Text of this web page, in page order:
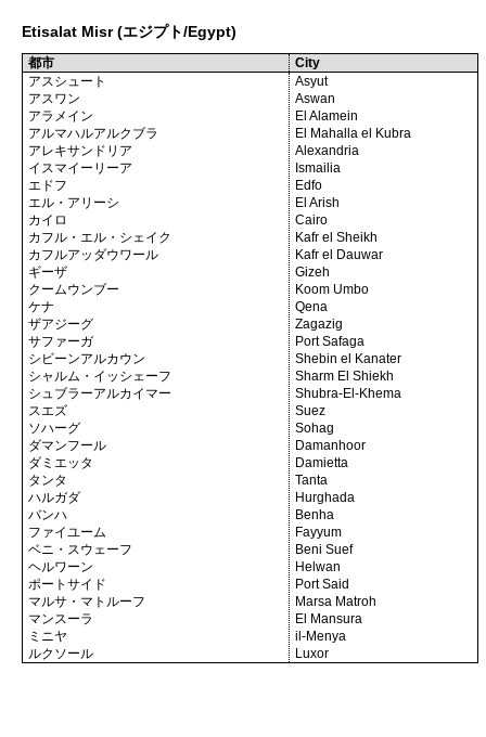
Etisalat Misr (エジプト/Egypt)
都市
City
アスシュート
アスワン
アラメイン
アルマハルアルクブラ
アレキサンドリア
イスマイーリーア
エドフ
エル・アリーシ
カイロ
カフル・エル・シェイク
カフルアッダウワール
ギーザ
クームウンブー
ケナ
ザアジーグ
サファーガ
シビーンアルカウン
シャルム・イッシェーフ
シュブラーアルカイマー
スエズ
ソハーグ
ダマンフール
ダミエッタ
タンタ
ハルガダ
バンハ
ファイユーム
ベニ・スウェーフ
ヘルワーン
ポートサイド
マルサ・マトルーフ
マンスーラ
ミニヤ
ルクソール
Asyut
Aswan
El Alamein
El Mahalla el Kubra
Alexandria
Ismailia
Edfo
El Arish
Cairo
Kafr el Sheikh
Kafr el Dauwar
Gizeh
Koom Umbo
Qena
Zagazig
Port Safaga
Shebin el Kanater
Sharm El Shiekh
Shubra-El-Khema
Suez
Sohag
Damanhoor
Damietta
Tanta
Hurghada
Benha
Fayyum
Beni Suef
Helwan
Port Said
Marsa Matroh
El Mansura
il-Menya
Luxor